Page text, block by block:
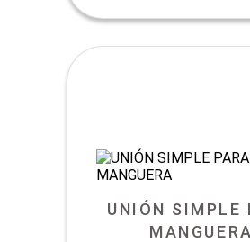
UNIÓN SIMPLE
MANGUERA